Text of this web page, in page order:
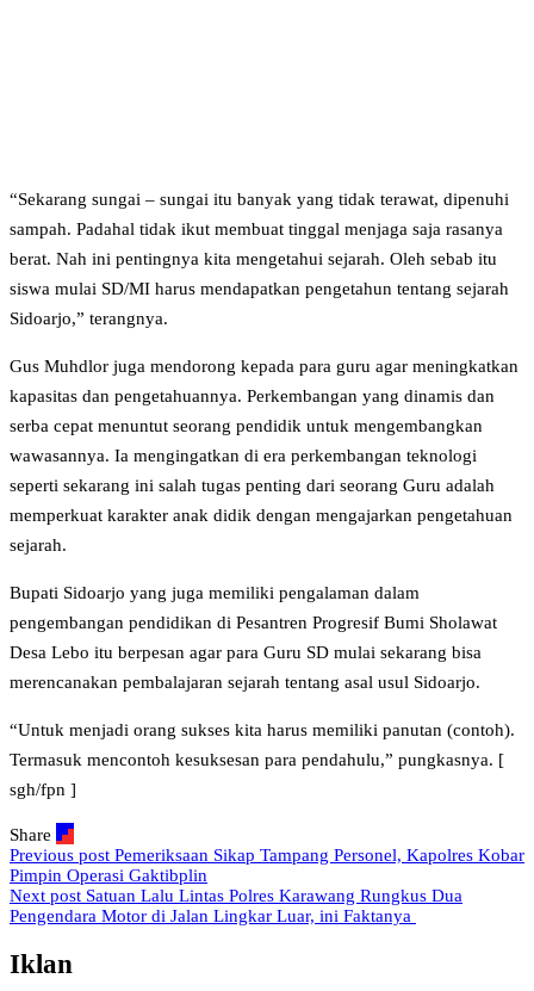
“Sekarang sungai – sungai itu banyak yang tidak terawat, dipenuhi
sampah. Padahal tidak ikut membuat tinggal menjaga saja rasanya
berat. Nah ini pentingnya kita mengetahui sejarah. Oleh sebab itu
siswa mulai SD/MI harus mendapatkan pengetahun tentang sejarah
Sidoarjo,” terangnya.
Gus Muhdlor juga mendorong kepada para guru agar meningkatkan
kapasitas dan pengetahuannya. Perkembangan yang dinamis dan
serba cepat menuntut seorang pendidik untuk mengembangkan
wawasannya. Ia mengingatkan di era perkembangan teknologi
seperti sekarang ini salah tugas penting dari seorang Guru adalah
memperkuat karakter anak didik dengan mengajarkan pengetahuan
sejarah.
Bupati Sidoarjo yang juga memiliki pengalaman dalam
pengembangan pendidikan di Pesantren Progresif Bumi Sholawat
Desa Lebo itu berpesan agar para Guru SD mulai sekarang bisa
merencanakan pembalajaran sejarah tentang asal usul Sidoarjo.
“Untuk menjadi orang sukses kita harus memiliki panutan (contoh).
Termasuk mencontoh kesuksesan para pendahulu,” pungkasnya. [
sgh/fpn ]
Share
Previous post Pemeriksaan Sikap Tampang Personel, Kapolres Kobar
Pimpin Operasi Gaktibplin
Next post Satuan Lalu Lintas Polres Karawang Rungkus Dua
Pengendara Motor di Jalan Lingkar Luar, ini Faktanya
Iklan